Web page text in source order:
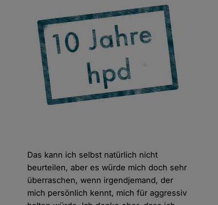
Das kann ich selbst natürlich nicht
beurteilen, aber es würde mich doch sehr
überraschen, wenn irgendjemand, der
mich persönlich kennt, mich für aggressiv